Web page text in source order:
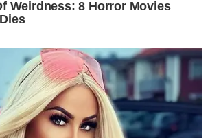
Weirdness: 8 Horror Movies